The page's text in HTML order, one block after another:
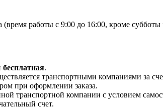
работы с 9:00 до 16:00, кроме
бесплатная.
транспортными компаниями за
при оформлении заказа.
транспортной компании с условием
счет.